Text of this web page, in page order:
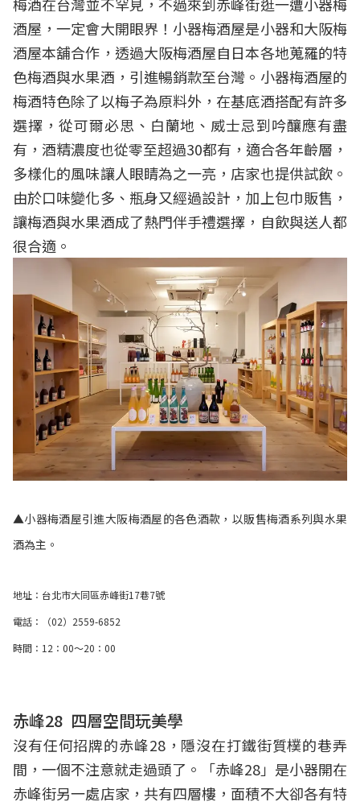
酒屋，一定會大開眼界！小器梅酒屋是小器和大阪梅
酒屋本舖合作，透過大阪梅酒屋自日本各地蒐羅的特
色梅酒與水果酒，引進暢銷款至台灣。小器梅酒屋的
梅酒特色除了以梅子為原料外，在基底酒搭配有許多
選擇，從可爾必思、白蘭地、威士忌到吟釀應有盡
有，酒精濃度也從零至超過30都有，適合各年齡層，
多樣化的風味讓人眼睛為之一亮，店家也提供試飲。
由於口味變化多、瓶身又經過設計，加上包巾販售，
讓梅酒與水果酒成了熱門伴手禮選擇，自飲與送人都
很合適。
▲小器梅酒屋引進大阪梅酒屋的各色酒款，以販售梅酒系列與水果
酒為主。
地址：台北市大同區赤峰街17巷7號
電話：（02）2559-6852
時間：12：00～20：00
赤峰28 四層空間玩美學
沒有任何招牌的赤峰28，隱沒在打鐵街質樸的巷弄
間，一個不注意就走過頭了。「赤峰28」是小器開在
赤峰街另一處店家，共有四層樓，面積不大卻各有特